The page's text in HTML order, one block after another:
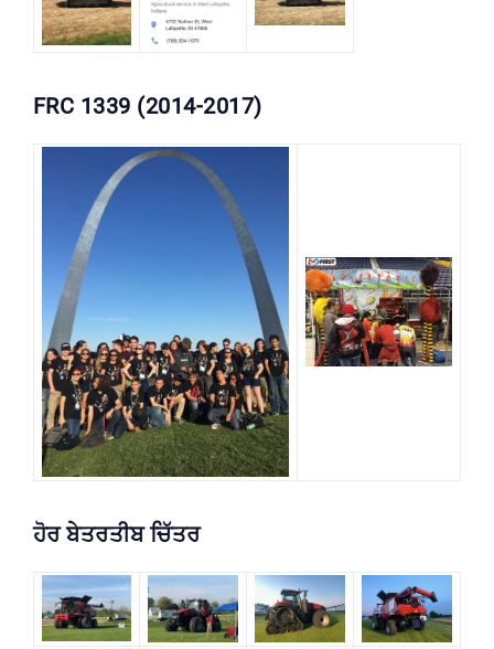
FRC 1339 (2014-2017)
ਹੋਰ ਬੇਤਰਤੀਬ ਚਿੱਤਰ